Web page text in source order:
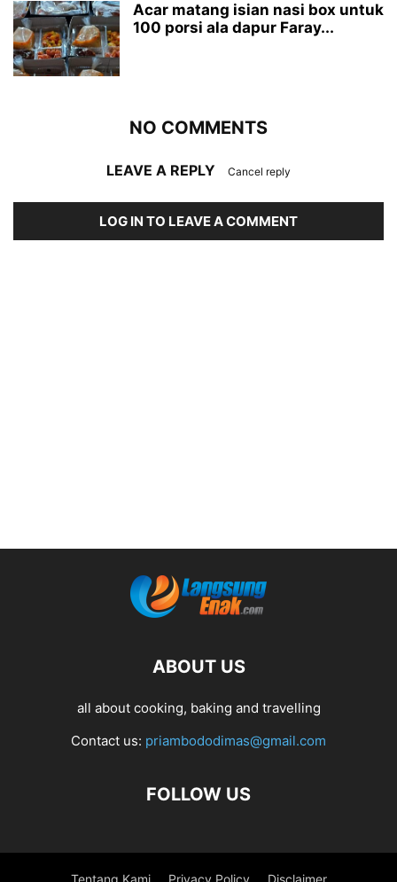
Acar matang isian nasi box untuk
100 porsi ala dapur Faray...
NO COMMENTS
LEAVE A REPLY Cancel reply
LOG IN TO LEAVE A COMMENT
ABOUT US
all about cooking, baking and travelling
Contact us: priambododimas@gmail.com
FOLLOW US